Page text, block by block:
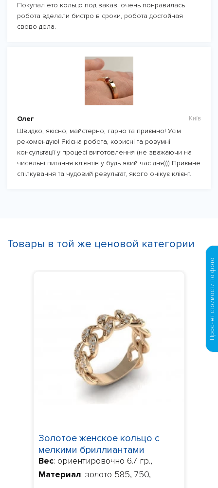
Покупал ето кольцо под заказ, очень понравилась
робота зделали бистро в сроки, робота достойная
свово дела.
Олег Київ
Швидко, якісно, майстерно, гарно та приємно! Усім
рекомендую! Якісна робота, корисні та розумні
консультації у процесі виготовлення (не зважаючи на
чисельні питання клієнтів у будь який час дня))) Приємне
спілкування та чудовий результат, якого очікує клієнт.
Товары в той же ценовой категории
Золотое женское кольцо с
мелкими бриллиантами
2364209
Вес: ориентировочно 6.7 гр.,
Материал: золото 585, 750,
Просчет стоимости по фото